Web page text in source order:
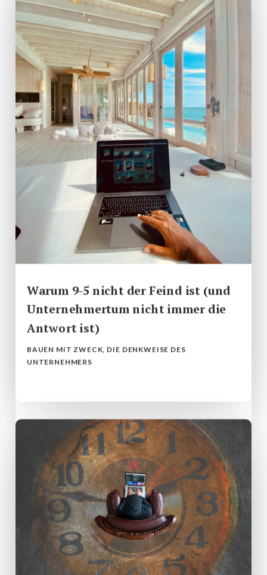
Warum 9-5 nicht der Feind ist (und
Unternehmertum nicht immer die
Antwort ist)
BAUEN MIT ZWECK, DIE DENKWEISE DES
UNTERNEHMERS